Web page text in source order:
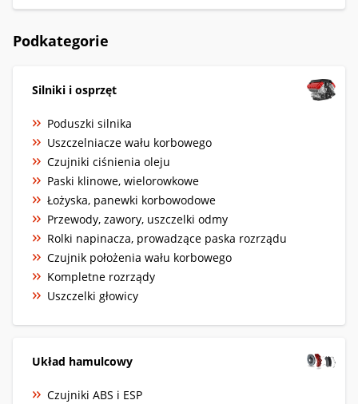
Podkategorie
Silniki i osprzęt
Poduszki silnika
Uszczelniacze wału korbowego
Czujniki ciśnienia oleju
Paski klinowe, wielorowkowe
Łożyska, panewki korbowodowe
Przewody, zawory, uszczelki odmy
Rolki napinacza, prowadzące paska rozrządu
Czujnik położenia wału korbowego
Kompletne rozrządy
Uszczelki głowicy
Układ hamulcowy
Czujniki ABS i ESP